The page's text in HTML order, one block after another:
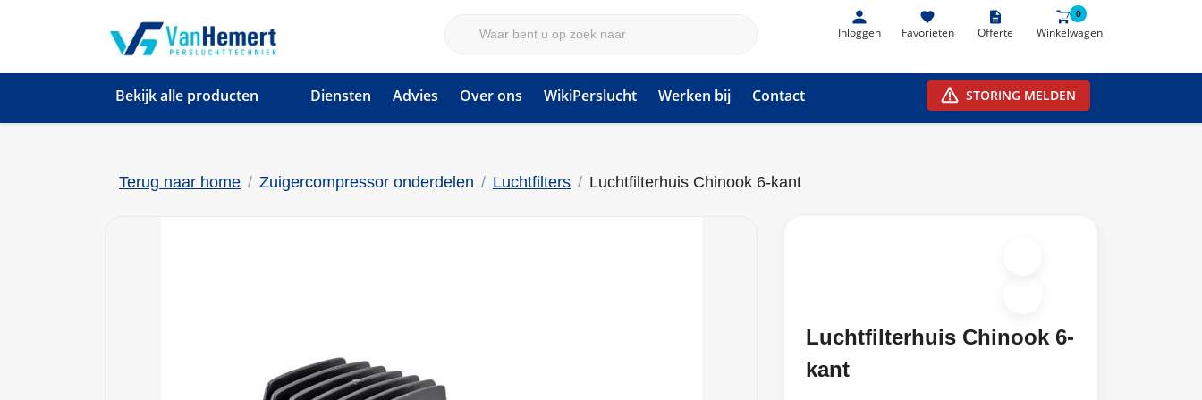
Inloggen Favorieten Offerte
0
Winkelwagen
Bekijk alle producten Diensten Advies Over ons WikiPerslucht Werken bij Contact STORING MELDEN
Terug naar home Zuigercompressor onderdelen Luchtfilters Luchtfilterhuis Chinook 6-kant
Luchtfilterhuis Chinook 6-
kant